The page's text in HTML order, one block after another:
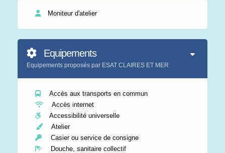
Moniteur d'atelier
Equipements
Equipements proposés par ESAT CLAIRES ET MER
Accès aux transports en commun
Accès internet
Accessibilité universelle
Atelier
Casier ou service de consigne
Douche, sanitaire collectif